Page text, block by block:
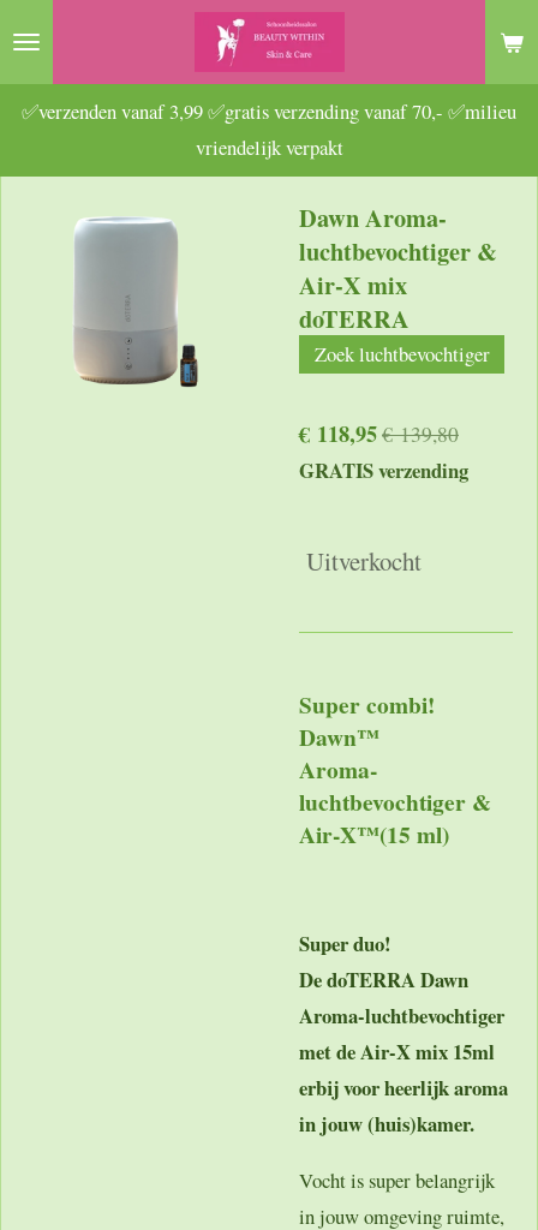
Ga
naar
hoofdinhoud
✅verzenden vanaf 3,99 ✅gratis verzending vanaf 70,- ✅milieu
vriendelijk verpakt
Dawn Aroma-
luchtbevochtiger &
Air-X mix
doTERRA
Zoek luchtbevochtiger
€ 118,95€ 139,80
GRATIS verzending
Uitverkocht
Super combi!
Dawn™
Aroma-
luchtbevochtiger &
Air-X™(15 ml)
Super duo!
De doTERRA Dawn
Aroma-luchtbevochtiger
met de Air-X mix 15ml
erbij voor heerlijk aroma
in jouw (huis)kamer.
Vocht is super belangrijk
in jouw omgeving ruimte,